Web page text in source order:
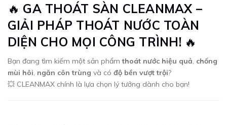
🔥 GA THOÁT SÀN CLEANMAX –
GIẢI PHÁP THOÁT NƯỚC TOÀN
DIỆN CHO MỌI CÔNG TRÌNH!🔥
Bạn đang tìm kiếm một sản phẩmthoát nước hiệu quả, chống
mùi hôi, ngăn côn trùng và có độ bền vượt trội?
💥 CLEANMAX chính là lựa chọn lý tưởng dành cho bạn!